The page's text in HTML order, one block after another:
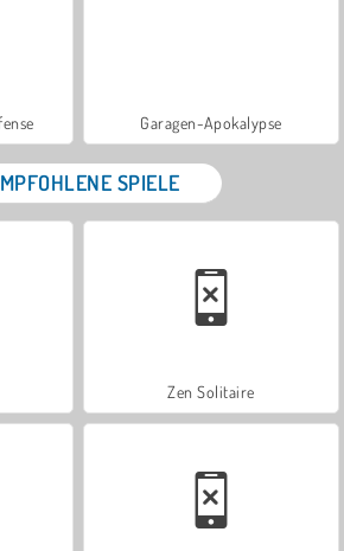
Garagen-Apokalypse
SPIELE
Zen Solitaire